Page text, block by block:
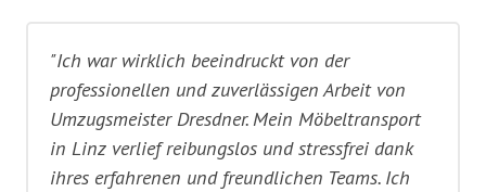
"Ich war wirklich beeindruckt von der
professionellen und zuverlässigen Arbeit von
Umzugsmeister Dresdner. Mein Möbeltransport
in Linz verlief reibungslos und stressfrei dank
ihres erfahrenen und freundlichen Teams. Ich